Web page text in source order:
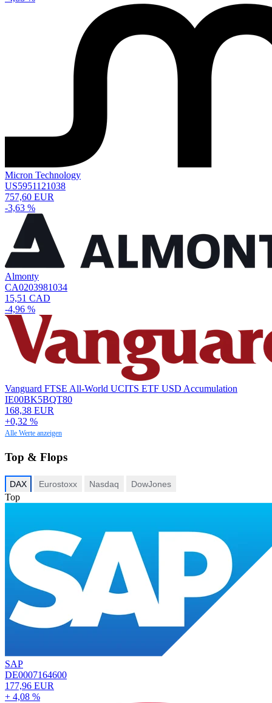
Micron Technology
US5951121038
757,60 EUR
-3,63 %
Almonty
CA0203981034
15,51 CAD
-4,96 %
Vanguard FTSE All-World UCITS ETF USD Accumulation
IE00BK5BQT80
168,38 EUR
+0,32 %
Alle Werte anzeigen
Top & Flops
DAX Eurostoxx Nasdaq DowJones
Top
SAP
DE0007164600
177,96 EUR
+ 4,08 %